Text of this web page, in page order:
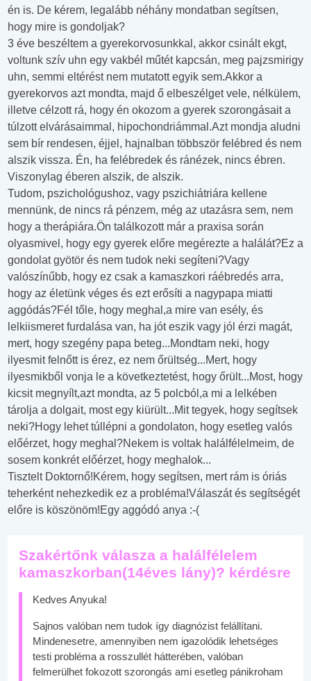
én is. De kérem, legalább néhány mondatban segítsen,
hogy mire is gondoljak?
3 éve beszéltem a gyerekorvosunkkal, akkor csinált ekgt,
voltunk szív uhn egy vakbél műtét kapcsán, meg pajzsmirigy
uhn, semmi eltérést nem mutatott egyik sem.Akkor a
gyerekorvos azt mondta, majd ő elbeszélget vele, nélkülem,
illetve célzott rá, hogy én okozom a gyerek szorongásait a
túlzott elvárásaimmal, hipochondriámmal.Azt mondja aludni
sem bír rendesen, éjjel, hajnalban többször felébred és nem
alszik vissza. Én, ha felébredek és ránézek, nincs ébren.
Viszonylag éberen alszik, de alszik.
Tudom, pszichológushoz, vagy pszichiátriára kellene
mennünk, de nincs rá pénzem, még az utazásra sem, nem
hogy a therápiára.Ön találkozott már a praxisa során
olyasmivel, hogy egy gyerek előre megérezte a halálát?Ez a
gondolat gyötör és nem tudok neki segíteni?Vagy
valószínűbb, hogy ez csak a kamaszkori ráébredés arra,
hogy az életünk véges és ezt erősíti a nagypapa miatti
aggódás?Fél tőle, hogy meghal,a mire van esély, és
lelkiismeret furdalása van, ha jót eszik vagy jól érzi magát,
mert, hogy szegény papa beteg...Mondtam neki, hogy
ilyesmit felnőtt is érez, ez nem őrültség...Mert, hogy
ilyesmikből vonja le a következtetést, hogy őrült...Most, hogy
kicsit megnyílt,azt mondta, az 5 polcból,a mi a lelkében
tárolja a dolgait, most egy kiürült...Mit tegyek, hogy segítsek
neki?Hogy lehet túllépni a gondolaton, hogy esetleg valós
előérzet, hogy meghal?Nekem is voltak halálfélelmeim, de
sosem konkrét előérzet, hogy meghalok...
Tisztelt Doktornő!Kérem, hogy segítsen, mert rám is óriás
teherként nehezkedik ez a probléma!Válaszát és segítségét
előre is köszönöm!Egy aggódó anya :-(
Szakértőnk válasza a halálfélelem
kamaszkorban(14éves lány)? kérdésre
Kedves Anyuka!
Sajnos valóban nem tudok így diagnózist felállítani.
Mindenesetre, amennyiben nem igazolódik lehetséges
testi probléma a rosszullét hátterében, valóban
felmerülhet fokozott szorongás ami esetleg pánikroham